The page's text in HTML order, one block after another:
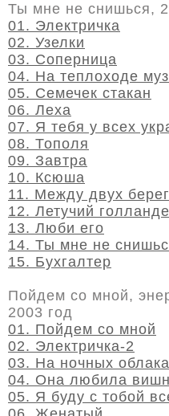
Ты мне не снишься,
01. Электричка
02. Узелки
03. Соперница
04. На теплоходе
05. Семечек стакан
06. Леха
07. Я тебя у всех
08. Тополя
09. Завтра
10. Ксюша
11. Между двух
12. Летучий
13. Люби его
14. Ты мне не
15. Бухгалтер
Пойдем со мной,
2003 год
01. Пойдем со мной
02. Электричка-2
03. На ночных
04. Она любила
05. Я буду с тобой